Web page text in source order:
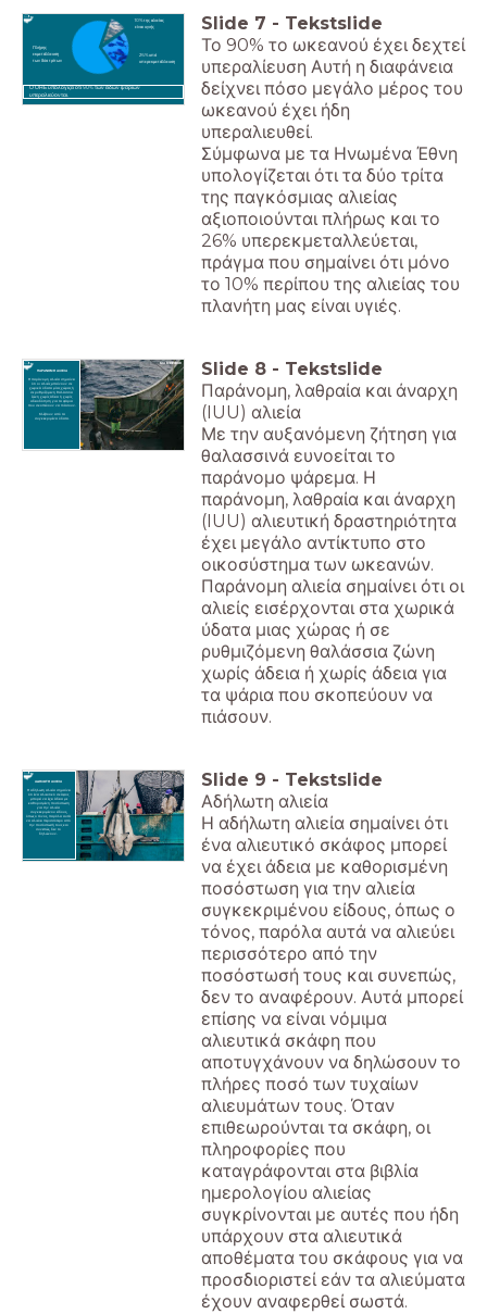
Πλήρης
εκμετάλλευση
των δύο τρίτων
26% υπό
υπερεκμετάλλευση
10% της αλιείας
είναι υγιής
Ο ΟΗΕ υπολογίζει ότι 90% των ειδών ψαριών
υπεραλιεύονται.
Slide 7 - Tekstslide
Το 90% το ωκεανού έχει δεχτεί
υπεραλίευση Αυτή η διαφάνεια
δείχνει πόσο μεγάλο μέρος του
ωκεανού έχει ήδη
υπεραλιευθεί.
Σύμφωνα με τα Ηνωμένα Έθνη
υπολογίζεται ότι τα δύο τρίτα
της παγκόσμιας αλιείας
αξιοποιούνται πλήρως και το
26% υπερεκμεταλλεύεται,
πράγμα που σημαίνει ότι μόνο
το 10% περίπου της αλιείας του
πλανήτη μας είναι υγιές.
ΠΑΡΑΝΟΜΗ ΑΛΙΕΙΑ
Η παράνομη αλιεία σημαίνει
ότι οι αλιείς μπαίνουν σε
χωρικά ύδατα μίας χώρας ή
σε ρυθμιζόμενη θαλάσσια
ζώνη χωρίς άδεια ή χωρίς
αδειοδότηση για τα ψάρια
που σκοπεύουν να πιάσουν.
Κλέβουν από τα
συγκεκριμένα ύδατα.
Slide 8 - Tekstslide
Παράνομη, λαθραία και άναρχη
(IUU) αλιεία
Με την αυξανόμενη ζήτηση για
θαλασσινά ευνοείται το
παράνομο ψάρεμα. Η
παράνομη, λαθραία και άναρχη
(IUU) αλιευτική δραστηριότητα
έχει μεγάλο αντίκτυπο στο
οικοσύστημα των ωκεανών.
Παράνομη αλιεία σημαίνει ότι οι
αλιείς εισέρχονται στα χωρικά
ύδατα μιας χώρας ή σε
ρυθμιζόμενη θαλάσσια ζώνη
χωρίς άδεια ή χωρίς άδεια για
τα ψάρια που σκοπεύουν να
πιάσουν.
ΑΔΗΛΩΤΗ ΑΛΙΕΙΑ
Η αδήλωτη αλιεία σημαίνει
ότι ένα αλιευτικό σκάφος
μπορεί να έχει άδεια με
καθορισμένη ποσόστωση
για την αλιεία
συγκεκριμένου είδους,
όπως ο τόνος, παρόλα αυτά
να αλιεύει περισσότερο από
την ποσόστωσή τους και
συνεπώς, δεν το
δηλώνουν.
Slide 9 - Tekstslide
Αδήλωτη αλιεία
Η αδήλωτη αλιεία σημαίνει ότι
ένα αλιευτικό σκάφος μπορεί
να έχει άδεια με καθορισμένη
ποσόστωση για την αλιεία
συγκεκριμένου είδους, όπως ο
τόνος, παρόλα αυτά να αλιεύει
περισσότερο από την
ποσόστωσή τους και συνεπώς,
δεν το αναφέρουν. Αυτά μπορεί
επίσης να είναι νόμιμα
αλιευτικά σκάφη που
αποτυγχάνουν να δηλώσουν το
πλήρες ποσό των τυχαίων
αλιευμάτων τους. Όταν
επιθεωρούνται τα σκάφη, οι
πληροφορίες που
καταγράφονται στα βιβλία
ημερολογίου αλιείας
συγκρίνονται με αυτές που ήδη
υπάρχουν στα αλιευτικά
αποθέματα του σκάφους για να
προσδιοριστεί εάν τα αλιεύματα
έχουν αναφερθεί σωστά.